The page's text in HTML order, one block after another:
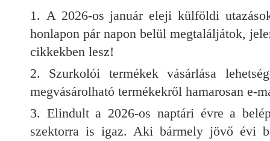
A 2026-os január eleji külföldi
honlapon pár napon belül megtaláljátok,
cikkekben lesz!
Szurkolói termékek vásárlása
megvásárolható termékekről hamarosan e-
Elindult a 2026-os naptári évre a
szektorra is igaz. Aki bármely jövő évi